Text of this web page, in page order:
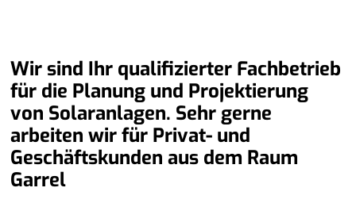
Wir sind Ihr qualifizierter Fachbetrieb
für die Planung und Projektierung
von Solaranlagen. Sehr gerne
arbeiten wir für Privat- und
Geschäftskunden aus dem Raum
Garrel